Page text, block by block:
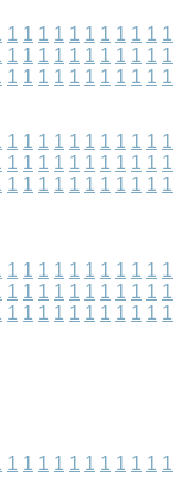
1 1 1 1 1 1 1 1 1 1 1
1 1 1 1 1 1 1 1 1 1 1
1 1 1 1 1 1 1 1 1 1 1
1 1 1 1 1 1 1 1 1 1 1
1 1 1 1 1 1 1 1 1 1 1
1 1 1 1 1 1 1 1 1 1 1
1 1 1 1 1 1 1 1 1 1 1
1 1 1 1 1 1 1 1 1 1 1
1 1 1 1 1 1 1 1 1 1 1
1 1 1 1 1 1 1 1 1 1 1